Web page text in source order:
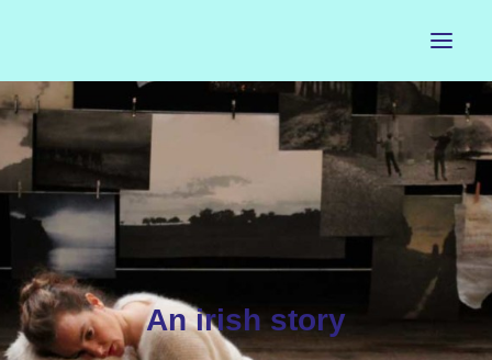
ACCUEIL
LE PETIT BUREAU
CONTACTS
CALENDRIER
ARTISTES
An irish story